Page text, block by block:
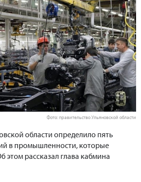
Фото: правительство Ульяновской области
области определило пять
в промышленности, которые
этом рассказал глава кабмина